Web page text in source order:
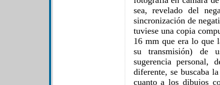
sea, revelado del
sincronización de
tuviese una copia
16 mm que era lo que
su transmisión) de
sugerencia personal,
diferente, se buscaba
cuanto a los dibujos